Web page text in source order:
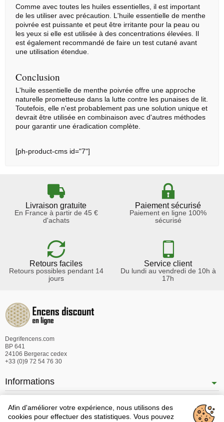
Comme avec toutes les huiles essentielles, il est important
de les utiliser avec précaution. L'huile essentielle de menthe
poivrée est puissante et peut être irritante pour la peau ou
les yeux si elle est utilisée à des concentrations élevées. Il
est également recommandé de faire un test cutané avant
une utilisation étendue.
Conclusion
L'huile essentielle de menthe poivrée offre une approche
naturelle prometteuse dans la lutte contre les punaises de lit.
Toutefois, elle n'est probablement pas une solution unique et
devrait être utilisée en combinaison avec d'autres méthodes
pour garantir une éradication complète.
[ph-product-cms id="7"]
Livraison gratuite
En France à partir de 45 €
d'achats
Paiement sécurisé
Paiement en ligne 100%
sécurisé
Retours faciles
Retours possibles pendant 14
jours
Service client
Du lundi au vendredi de 10h à
17h
Degrifencens.com
BP 641
24106 Bergerac cedex
+33 (0)9 72 54 76 30
Informations
Notre société
Afin d'améliorer votre expérience, nous utilisons des
cookies pour effectuer des statistiques. Vous pouvez